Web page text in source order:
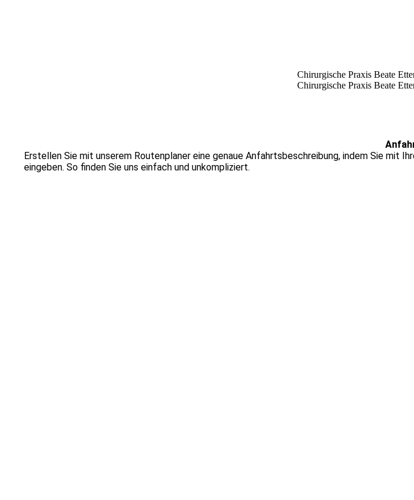
Chirurgische Praxis Beate
Chirurgische Praxis Beate
Erstellen Sie mit unserem Routenplaner eine genaue Anfahrtsbeschreibung, indem Sie mit
eingeben. So finden Sie uns einfach und unkompliziert.